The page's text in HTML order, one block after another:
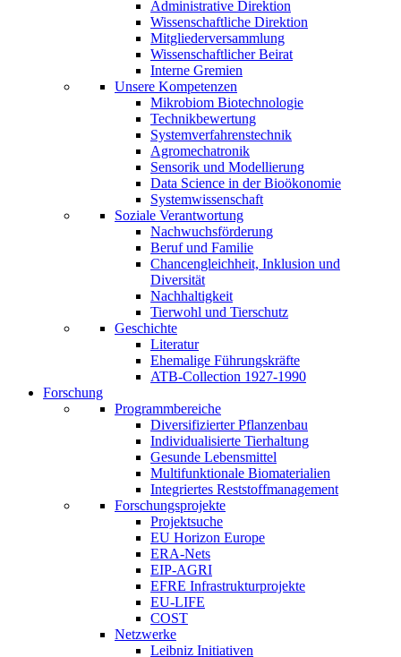
Administrative Direktion
Wissenschaftliche Direktion
Mitgliederversammlung
Wissenschaftlicher Beirat
Interne Gremien
Unsere Kompetenzen
Mikrobiom Biotechnologie
Technikbewertung
Systemverfahrenstechnik
Agromechatronik
Sensorik und Modellierung
Data Science in der Bioökonomie
Systemwissenschaft
Soziale Verantwortung
Nachwuchsförderung
Beruf und Familie
Chancengleichheit, Inklusion und
Diversität
Nachhaltigkeit
Tierwohl und Tierschutz
Geschichte
Literatur
Ehemalige Führungskräfte
ATB-Collection 1927-1990
Forschung
Programmbereiche
Diversifizierter Pflanzenbau
Individualisierte Tierhaltung
Gesunde Lebensmittel
Multifunktionale Biomaterialien
Integriertes Reststoffmanagement
Forschungsprojekte
Projektsuche
EU Horizon Europe
ERA-Nets
EIP-AGRI
EFRE Infrastrukturprojekte
EU-LIFE
COST
Netzwerke
Leibniz Initiativen